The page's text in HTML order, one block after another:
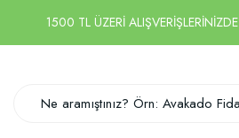
1500 TL ÜZERİ ALIŞVERİŞLERİNİZDE